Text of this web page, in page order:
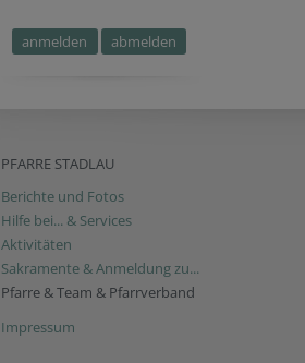
PFARRE STADLAU
Berichte und Fotos
Hilfe bei... & Services
Aktivitäten
Sakramente & Anmeldung zu...
Pfarre & Team & Pfarrverband
Impressum